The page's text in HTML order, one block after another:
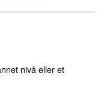
nivå eller et